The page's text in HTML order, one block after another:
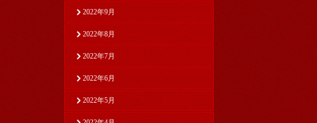
2022年9月
2022年8月
2022年7月
2022年6月
2022年5月